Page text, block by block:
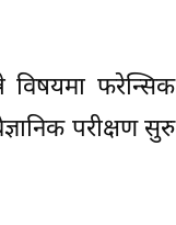
विषयमा फरेन्सिक
परीक्षण सुरु